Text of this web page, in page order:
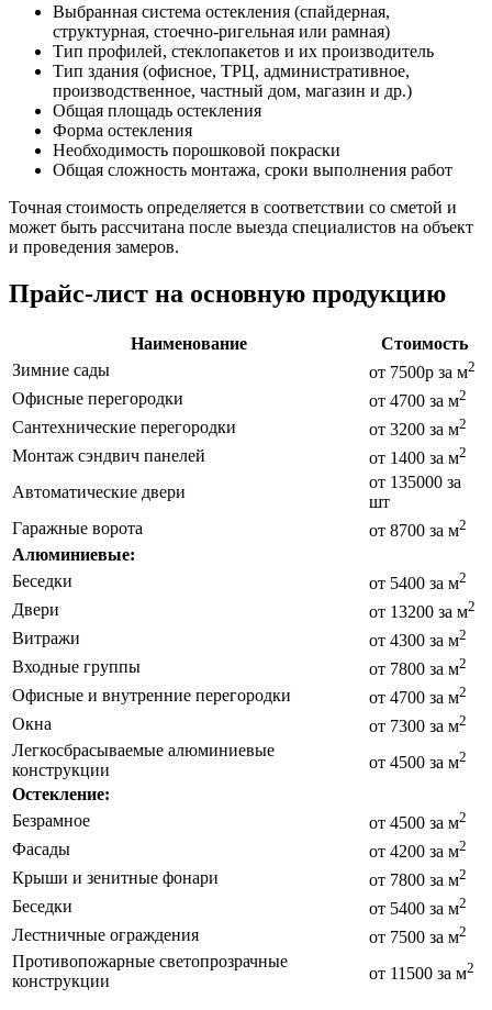
Выбранная система остекления (спайдерная,
структурная, стоечно-ригельная или рамная)
Тип профилей, стеклопакетов и их производитель
Тип здания (офисное, ТРЦ, административное,
производственное, частный дом, магазин и др.)
Общая площадь остекления
Форма остекления
Необходимость порошковой покраски
Общая сложность монтажа, сроки выполнения работ
Точная стоимость определяется в соответствии со сметой и
может быть рассчитана после выезда специалистов на объект
и проведения замеров.
Прайс-лист на основную продукцию
Наименование
Стоимость
Зимние сады
от 7500р за м2
Офисные перегородки от 4700 за м2
Сантехнические перегородки от 3200 за м2
Монтаж сэндвич панелей от 1400 за м2
Автоматические двери
от 135000 за
шт
Гаражные ворота
от 8700 за м2
Алюминиевые:
Беседки
от 5400 за м2
Двери от 13200 за м2
Витражи от 4300 за м2
Входные группы от 7800 за м2
Офисные и внутренние перегородки от 4700 за м2
Окна от 7300 за м2
Легкосбрасываемые алюминиевые
конструкции
от 4500 за м2
Остекление:
Безрамное
от 4500 за м2
Фасады от 4200 за м2
Крыши и зенитные фонари от 7800 за м2
Беседки от 5400 за м2
Лестничные ограждения от 7500 за м2
Противопожарные светопрозрачные
конструкции
от 11500 за м2